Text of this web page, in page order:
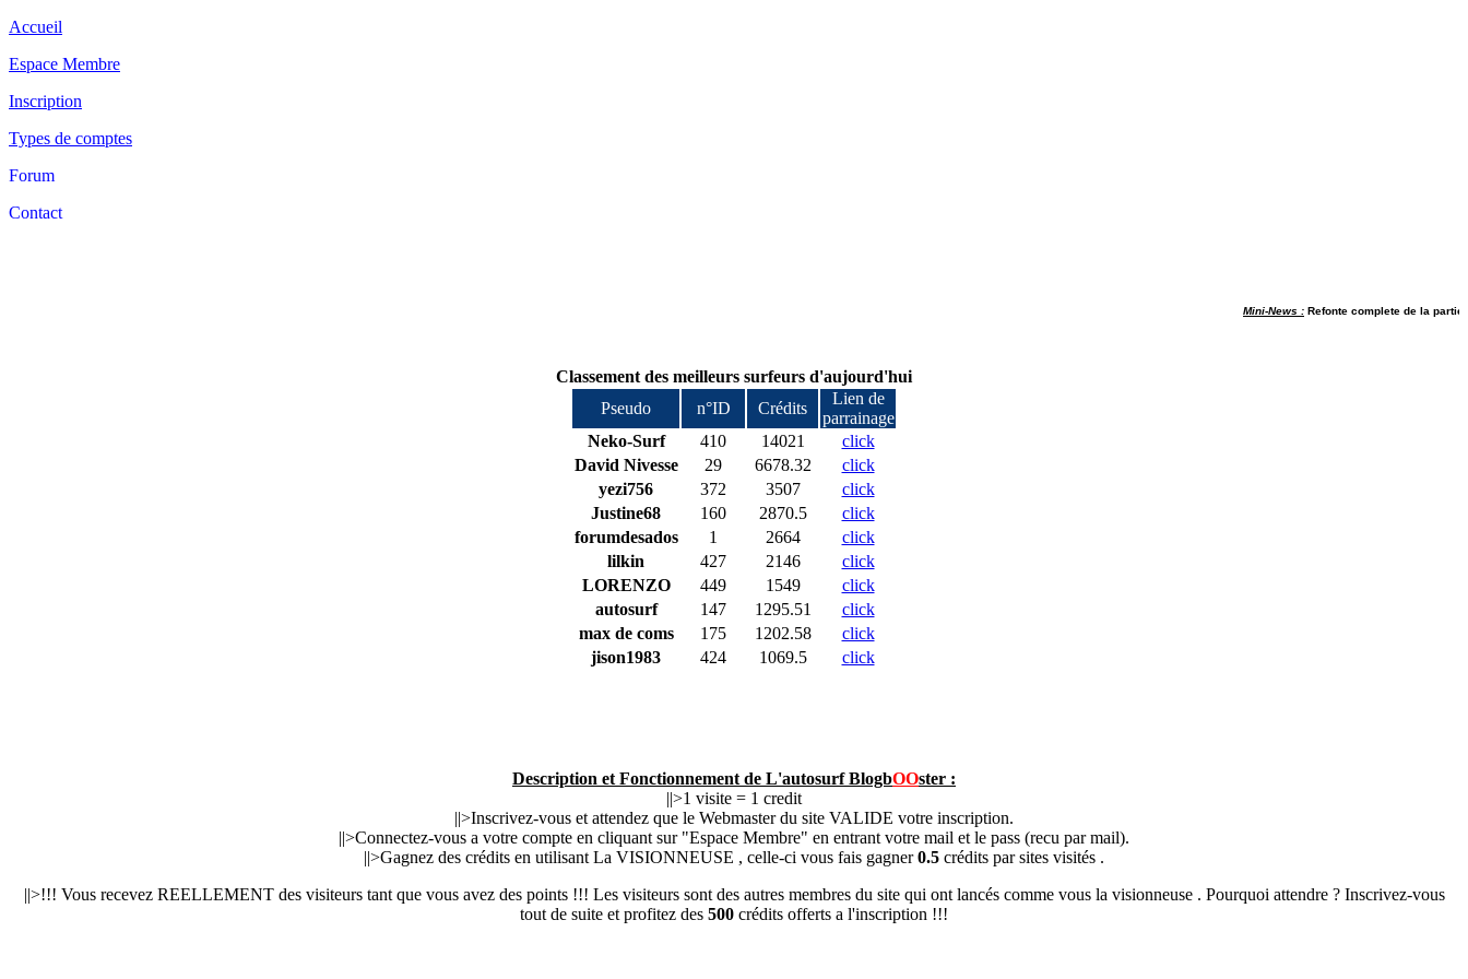
Accueil
Espace Membre
Inscription
Types de comptes
Forum
Contact
Mini-News : Refonte complete de la partie
Classement des meilleurs surfeurs d'aujourd'hui
Pseudo
n°ID Crédits
Lien de
parrainage
Neko-Surf
410 14021
click
David Nivesse
29 6678.32
click
yezi756
372 3507
click
Justine68
160 2870.5
click
forumdesados
1 2664
click
lilkin
427 2146
click
LORENZO
449 1549
click
autosurf
147 1295.51
click
max de coms
175 1202.58
click
jison1983
424 1069.5 click
Description et Fonctionnement de L'autosurf BlogbOOster :
||>1 visite = 1 credit
||>Inscrivez-vous et attendez que le Webmaster du site VALIDE votre inscription.
||>Connectez-vous a votre compte en cliquant sur "Espace Membre" en entrant votre mail et le pass (recu par mail).
||>Gagnez des crédits en utilisant La VISIONNEUSE , celle-ci vous fais gagner0.5 crédits par sites visités .
||>!!! Vous recevez REELLEMENT des visiteurs tant que vous avez des points !!! Les visiteurs sont des autres membres du site qui ont lancés comme vous la visionneuse . Pourquoi attendre ? Inscrivez-vous
tout de suite et profitez des 500 crédits offerts a l'inscription !!!